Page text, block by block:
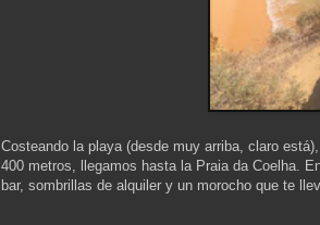
Costeando la playa (desde muy arriba, claro
400 metros, llegamos hasta la Praia da Coelha.
bar, sombrillas de alquiler y un morocho que te